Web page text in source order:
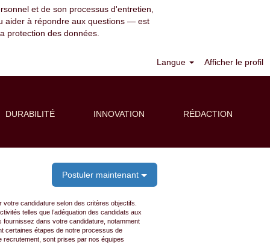
et de son processus d'entretien,
aider à répondre aux questions — est
protection des données.
Langue Afficher le profil
DURABILITÉ INNOVATION RÉDACTION
Postuler maintenant
candidature selon des critères objectifs.
telles que l’adéquation des candidats aux
fournissez dans votre candidature, notamment
certaines étapes de notre processus de
sont prises par nos équipes